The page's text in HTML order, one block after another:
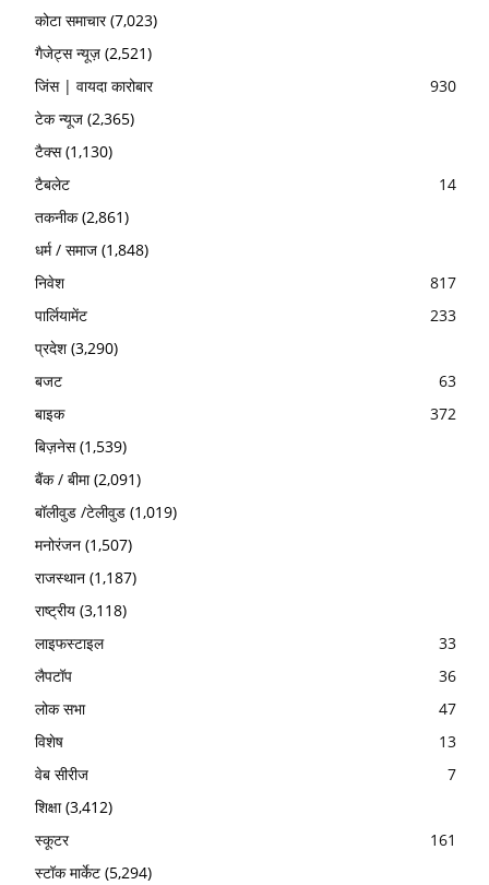
कोटा समाचार(7,023)
गैजेट्स न्यूज़ (2,521)
जिंस | वायदा कारोबार
930
टेक न्यूज (2,365)
टैक्स(1,130)
टैबलेट
14
तकनीक(2,861)
धर्म / समाज (1,848)
निवेश
817
पार्लियामेंट
233
प्रदेश(3,290)
बजट
63
बाइक
372
बिज़नेस(1,539)
बैंक / बीमा(2,091)
बॉलीवुड /टेलीवुड (1,019)
मनोरंजन (1,507)
राजस्थान (1,187)
राष्ट्रीय (3,118)
लाइफस्टाइल
33
लैपटॉप
36
लोक सभा
47
विशेष
13
वेब सीरीज
7
शिक्षा(3,412)
स्कूटर
161
स्टॉक मार्केट (5,294)